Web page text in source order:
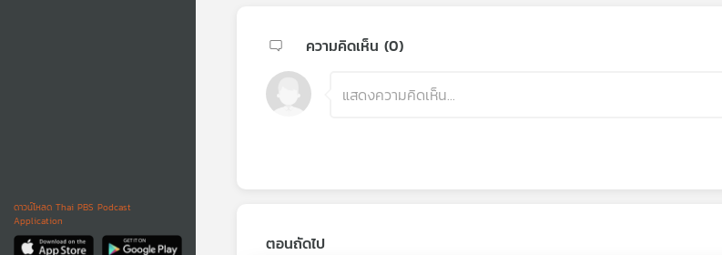
ดาวน์โหลด Thai PBS Podcast
Application
ความคิดเห็น (0)
ตอนถัดไป